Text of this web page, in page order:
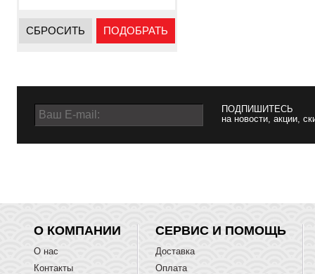
СБРОСИТЬ ПОДОБРАТЬ
ПОДПИШИТЕСЬ
на новости, акции,
О КОМПАНИИ
О нас
Контакты
СЕРВИС И ПОМОЩЬ
Доставка
Оплата